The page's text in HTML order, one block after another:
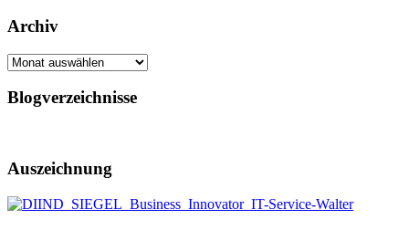
Archiv
Archiv
Blogverzeichnisse
Auszeichnung